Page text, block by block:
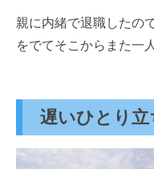
親に内緒で退職したの
をでてそこからまた一
遅いひとり立